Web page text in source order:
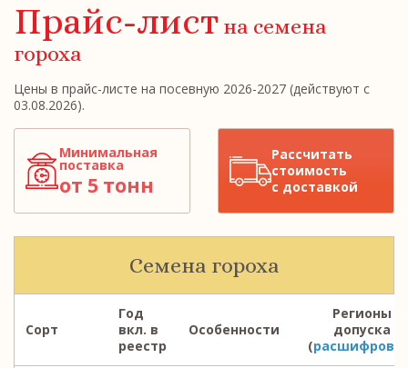
Прайс-лист на семена
гороха
Цены в прайс-листе на посевную 2026-2027 (действуют с
03.08.2026).
Минимальная
поставка
от 5 тонн
Рассчитать
стоимость
с доставкой
Семена гороха
Сорт
Год
вкл. в
реестр
Особенности
Регионы
допуска
(